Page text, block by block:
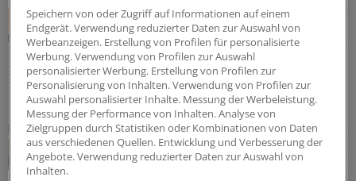
Speichern von oder Zugriff auf Informationen auf einem
Endgerät. Verwendung reduzierter Daten zur Auswahl von
Werbeanzeigen. Erstellung von Profilen für personalisierte
Werbung. Verwendung von Profilen zur Auswahl
personalisierter Werbung. Erstellung von Profilen zur
Personalisierung von Inhalten. Verwendung von Profilen zur
Auswahl personalisierter Inhalte. Messung der Werbeleistung.
Messung der Performance von Inhalten. Analyse von
Zielgruppen durch Statistiken oder Kombinationen von Daten
aus verschiedenen Quellen. Entwicklung und Verbesserung der
Angebote. Verwendung reduzierter Daten zur Auswahl von
Inhalten.